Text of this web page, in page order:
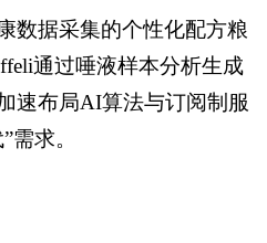
数据采集的个性化配方粮
通过唾液样本分析生成
速布局AI算法与订阅制服
需求。